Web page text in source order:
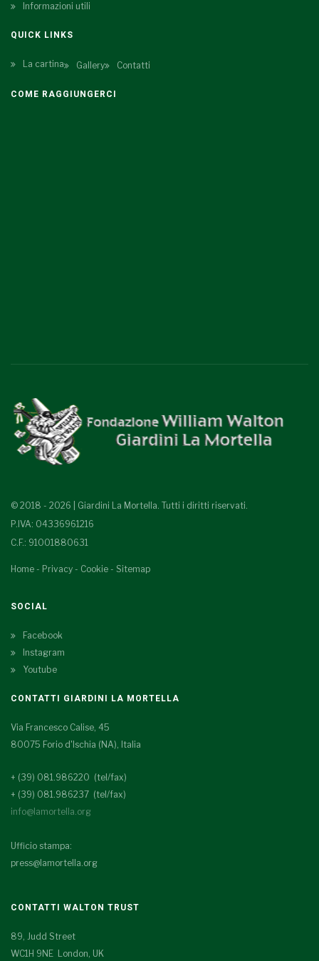
Informazioni utili
QUICK LINKS
La cartina Gallery Contatti
COME RAGGIUNGERCI
© 2018 - 2026 | Giardini La Mortella. Tutti i diritti riservati.
P.IVA: 04336961216
C.F.: 91001880631
Home - Privacy - Cookie - Sitemap
SOCIAL
Facebook
Instagram
Youtube
CONTATTI GIARDINI LA MORTELLA
Via Francesco Calise, 45
80075 Forio d'Ischia (NA), Italia
+ (39) 081.986220 (tel/fax)
+ (39) 081.986237 (tel/fax)
info@lamortella.org
Ufficio stampa:
press@lamortella.org
CONTATTI WALTON TRUST
89, Judd Street
WC1H 9NE London, UK